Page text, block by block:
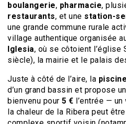
boulangerie, pharmacie,
restaurants, et une station-
une grande commune rurale
village authentique organisée
Iglesia, où se côtoient l’église
siècle), la mairie et le palais
Juste à côté de l’aire, la
d’un grand bassin et propose
bienvenu pour 5 € l’entrée —
la chaleur de la Ribera peut